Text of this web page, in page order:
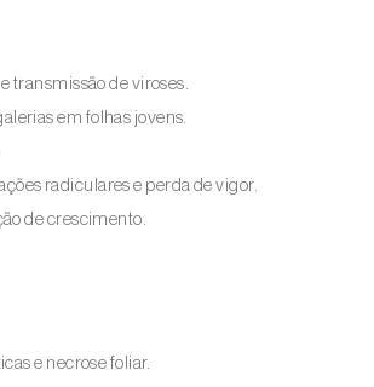
transmissão de viroses.
em folhas jovens.
radiculares e perda de vigor.
de crescimento.
e necrose foliar.